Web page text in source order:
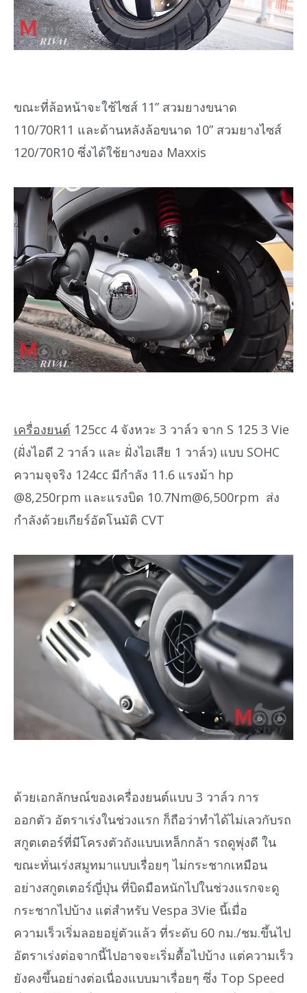
ขณะที่ล้อหน้าจะใช้ไซส์ 11” สวมยางขนาด
110/70R11 และด้านหลังล้อขนาด 10” สวมยางไซส์
120/70R10 ซึ่งได้ใช้ยางของ Maxxis
เครื่องยนต์ 125cc 4 จังหวะ 3 วาล์ว จาก S 125 3 Vie
(ฝั่งไอดี 2 วาล์ว และ ฝั่งไอเสีย 1 วาล์ว) แบบ SOHC
ความจุจริง 124cc มีกำลัง 11.6 แรงม้า hp
@8,250rpm และแรงบิด 10.7Nm@6,500rpm ส่ง
กำลังด้วยเกียร์อัตโนมัติ CVT
ด้วยเอกลักษณ์ของเครื่องยนต์แบบ 3 วาล์ว การ
ออกตัว อัตราเร่งในช่วงแรก ก็ถือว่าทำได้ไม่เลวกับรถ
สกูตเตอร์ที่มีโครงตัวถังแบบเหล็กกล้า รถดูพุ่งดี ใน
ขณะทั่นเร่งสมูทมาแบบเรื่อยๆ ไม่กระชากเหมือน
อย่างสกูตเตอร์ญี่ปุ่น ที่บิดมือหนักไปในช่วงแรกจะดู
กระชากไปบ้าง แต่สำหรับ Vespa 3Vie นี้เมื่อ
ความเร็วเริ่มลอยอยู่ตัวแล้ว ที่ระดับ 60 กม./ชม.ขึ้นไป
อัตราเร่งต่อจากนี้ไปอาจจะเริ่มตื้อไปบ้าง แต่ความเร็ว
ยังคงขึ้นอย่างต่อเนื่องแบบมาเรื่อยๆ ซึ่ง Top Speed